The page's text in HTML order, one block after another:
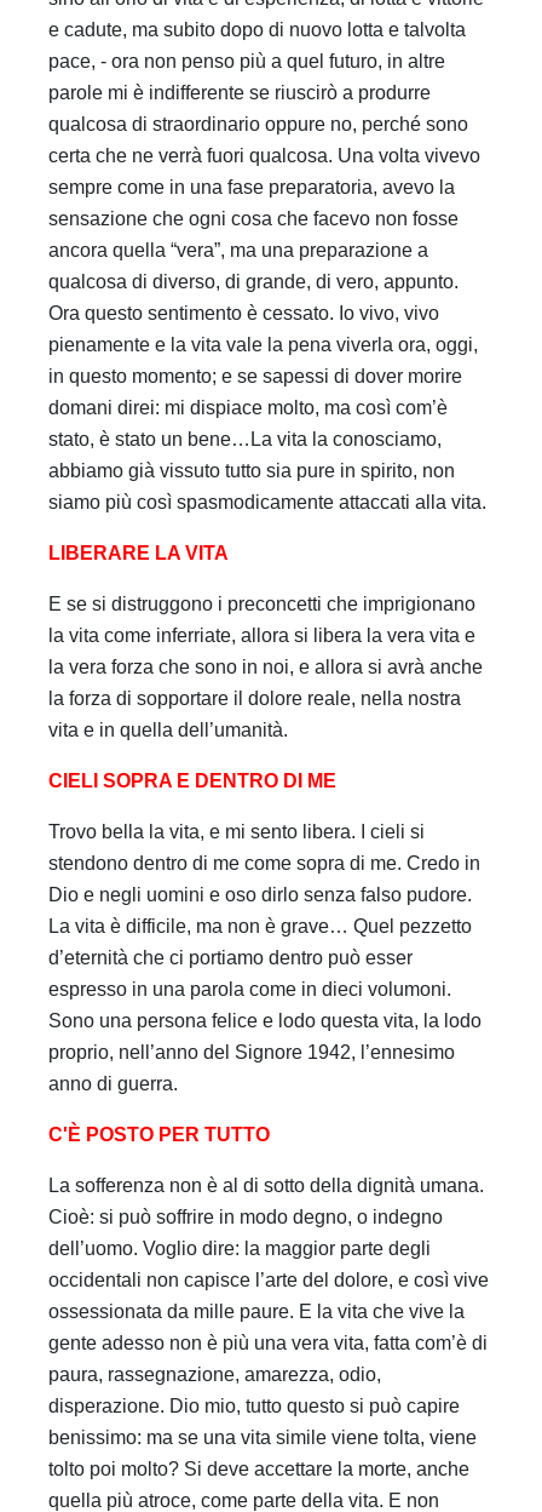
e cadute, ma subito dopo di nuovo lotta e talvolta
pace, - ora non penso più a quel futuro, in altre
parole mi è indifferente se riuscirò a produrre
qualcosa di straordinario oppure no, perché sono
certa che ne verrà fuori qualcosa. Una volta vivevo
sempre come in una fase preparatoria, avevo la
sensazione che ogni cosa che facevo non fosse
ancora quella “vera”, ma una preparazione a
qualcosa di diverso, di grande, di vero, appunto.
Ora questo sentimento è cessato. Io vivo, vivo
pienamente e la vita vale la pena viverla ora, oggi,
in questo momento; e se sapessi di dover morire
domani direi: mi dispiace molto, ma così com’è
stato, è stato un bene…La vita la conosciamo,
abbiamo già vissuto tutto sia pure in spirito, non
siamo più così spasmodicamente attaccati alla vita.
LIBERARE LA VITA
E se si distruggono i preconcetti che imprigionano
la vita come inferriate, allora si libera la vera vita e
la vera forza che sono in noi, e allora si avrà anche
la forza di sopportare il dolore reale, nella nostra
vita e in quella dell’umanità.
CIELI SOPRA E DENTRO DI ME
Trovo bella la vita, e mi sento libera. I cieli si
stendono dentro di me come sopra di me. Credo in
Dio e negli uomini e oso dirlo senza falso pudore.
La vita è difficile, ma non è grave… Quel pezzetto
d’eternità che ci portiamo dentro può esser
espresso in una parola come in dieci volumoni.
Sono una persona felice e lodo questa vita, la lodo
proprio, nell’anno del Signore 1942, l’ennesimo
anno di guerra.
C'È POSTO PER TUTTO
La sofferenza non è al di sotto della dignità umana.
Cioè: si può soffrire in modo degno, o indegno
dell’uomo. Voglio dire: la maggior parte degli
occidentali non capisce l’arte del dolore, e così vive
ossessionata da mille paure. E la vita che vive la
gente adesso non è più una vera vita, fatta com’è di
paura, rassegnazione, amarezza, odio,
disperazione. Dio mio, tutto questo si può capire
benissimo: ma se una vita simile viene tolta, viene
tolto poi molto? Si deve accettare la morte, anche
quella più atroce, come parte della vita. E non